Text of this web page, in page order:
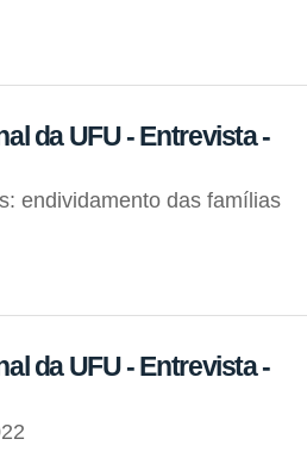
da UFU - Entrevista -
endividamento das famílias
da UFU - Entrevista -